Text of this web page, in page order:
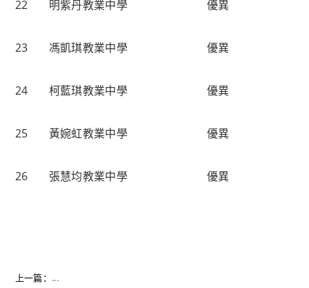
22 明紫丹教業中學 優異
23 馮凱琪教業中學 優異
24 柯藍琪教業中學 優異
25 黃婉虹教業中學 優異
26 張慧均教業中學 優異
上一篇： ...